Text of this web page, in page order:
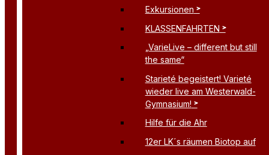
Exkursionen
KLASSENFAHRTEN
„VarieLive – different but still
the same“
Starieté begeistert! Varieté
wieder live am Westerwald-
Gymnasium!
Hilfe für die Ahr
12er LK´s räumen Biotop auf